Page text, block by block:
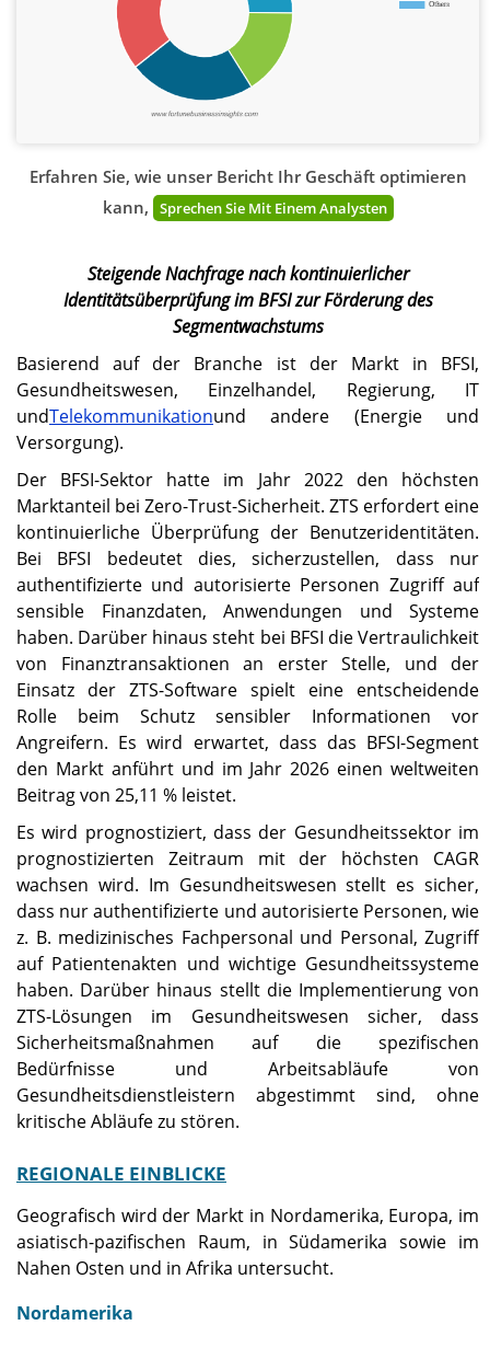
Erfahren Sie, wie unser Bericht Ihr Geschäft optimieren
kann,
Sprechen Sie Mit Einem Analysten
Steigende Nachfrage nach kontinuierlicher
Identitätsüberprüfung im BFSI zur Förderung des
Segmentwachstums
Basierend auf der Branche ist der Markt in BFSI,
Gesundheitswesen, Einzelhandel, Regierung, IT
undTelekommunikationund andere (Energie und
Versorgung).
Der BFSI-Sektor hatte im Jahr 2022 den höchsten
Marktanteil bei Zero-Trust-Sicherheit. ZTS erfordert eine
kontinuierliche Überprüfung der Benutzeridentitäten.
Bei BFSI bedeutet dies, sicherzustellen, dass nur
authentifizierte und autorisierte Personen Zugriff auf
sensible Finanzdaten, Anwendungen und Systeme
haben. Darüber hinaus steht bei BFSI die Vertraulichkeit
von Finanztransaktionen an erster Stelle, und der
Einsatz der ZTS-Software spielt eine entscheidende
Rolle beim Schutz sensibler Informationen vor
Angreifern. Es wird erwartet, dass das BFSI-Segment
den Markt anführt und im Jahr 2026 einen weltweiten
Beitrag von 25,11 % leistet.
Es wird prognostiziert, dass der Gesundheitssektor im
prognostizierten Zeitraum mit der höchsten CAGR
wachsen wird. Im Gesundheitswesen stellt es sicher,
dass nur authentifizierte und autorisierte Personen, wie
z. B. medizinisches Fachpersonal und Personal, Zugriff
auf Patientenakten und wichtige Gesundheitssysteme
haben. Darüber hinaus stellt die Implementierung von
ZTS-Lösungen im Gesundheitswesen sicher, dass
Sicherheitsmaßnahmen auf die spezifischen
Bedürfnisse und Arbeitsabläufe von
Gesundheitsdienstleistern abgestimmt sind, ohne
kritische Abläufe zu stören.
REGIONALE EINBLICKE
Geografisch wird der Markt in Nordamerika, Europa, im
asiatisch-pazifischen Raum, in Südamerika sowie im
Nahen Osten und in Afrika untersucht.
Nordamerika